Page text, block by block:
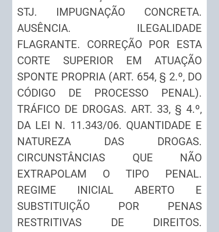
STJ. IMPUGNAÇÃO CONCRETA.
AUSÊNCIA. ILEGALIDADE
FLAGRANTE. CORREÇÃO POR ESTA
CORTE SUPERIOR EM ATUAÇÃO
SPONTE PROPRIA (ART. 654, § 2.º, DO
CÓDIGO DE PROCESSO PENAL).
TRÁFICO DE DROGAS. ART. 33, § 4.º,
DA LEI N. 11.343/06. QUANTIDADE E
NATUREZA DAS DROGAS.
CIRCUNSTÂNCIAS QUE NÃO
EXTRAPOLAM O TIPO PENAL.
REGIME INICIAL ABERTO E
SUBSTITUIÇÃO POR PENAS
RESTRITIVAS DE DIREITOS.